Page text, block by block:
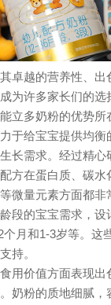
越的营养性、出
为许多家长们的选
立多奶粉的优势所
给宝宝提供均衡
长需求。经过精心
方在蛋白质、碳水
微量元素方面都非
段的宝宝需求，设
个月和1-3岁等。这
持。
价值方面表现出
奶粉的质地细腻，